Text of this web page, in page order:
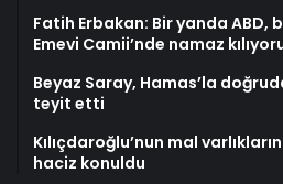
Fatih Erbakan: Bir yanda ABD,
Emevi Camii’nde namaz
Beyaz Saray, Hamas’la
teyit etti
Kılıçdaroğlu’nun mal
haciz konuldu